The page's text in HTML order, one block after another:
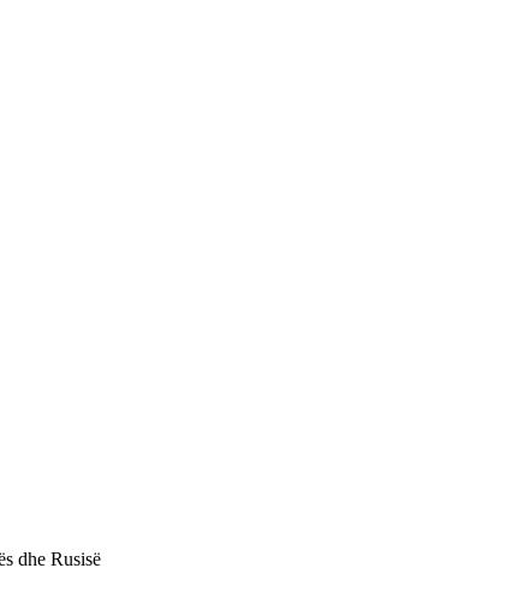
dhe Rusisë